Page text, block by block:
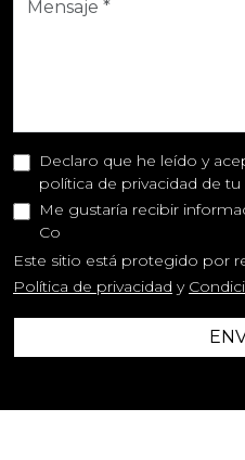
Declaro que he leído y
política de privacidad de
Me gustaría recibir
Co
Este sitio está protegido por
Política de privacidad y